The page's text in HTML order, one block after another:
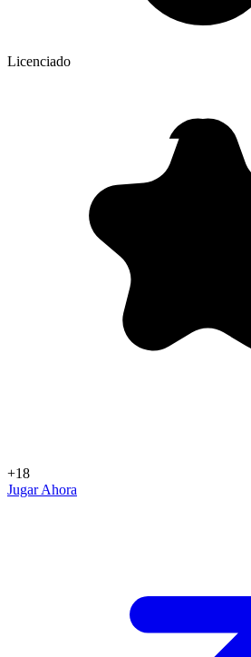
Licenciado
+18
Jugar Ahora